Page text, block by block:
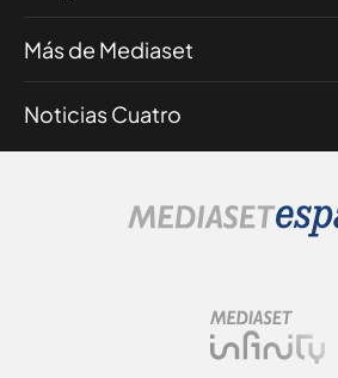
Más de Mediaset
Noticias Cuatro